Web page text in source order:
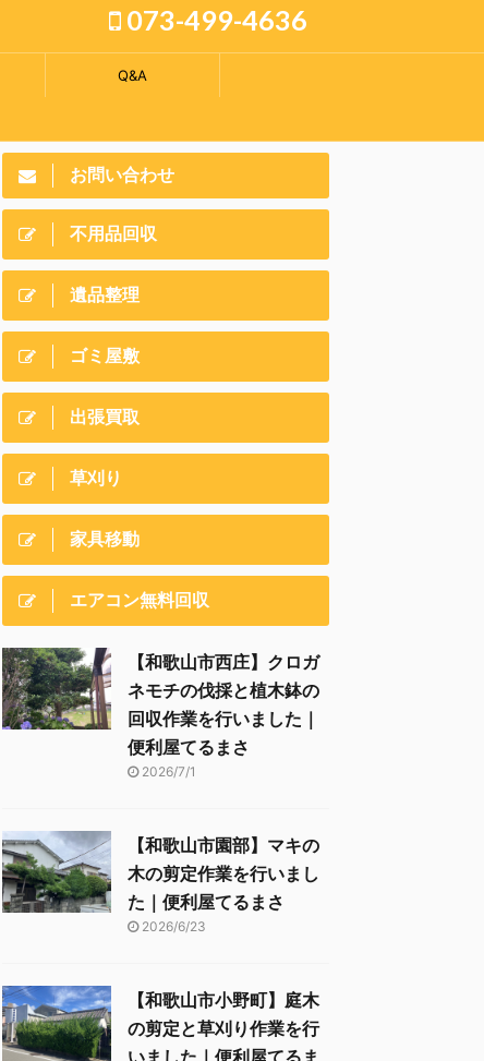
073-499-4636
Q&A
お問い合わせ
不用品回収
遺品整理
ゴミ屋敷
出張買取
草刈り
家具移動
エアコン無料回収
【和歌山市西庄】クロガ
ネモチの伐採と植木鉢の
回収作業を行いました｜
便利屋てるまさ
2026/7/1
【和歌山市園部】マキの
木の剪定作業を行いまし
た｜便利屋てるまさ
2026/6/23
【和歌山市小野町】庭木
の剪定と草刈り作業を行
いました｜便利屋てるま